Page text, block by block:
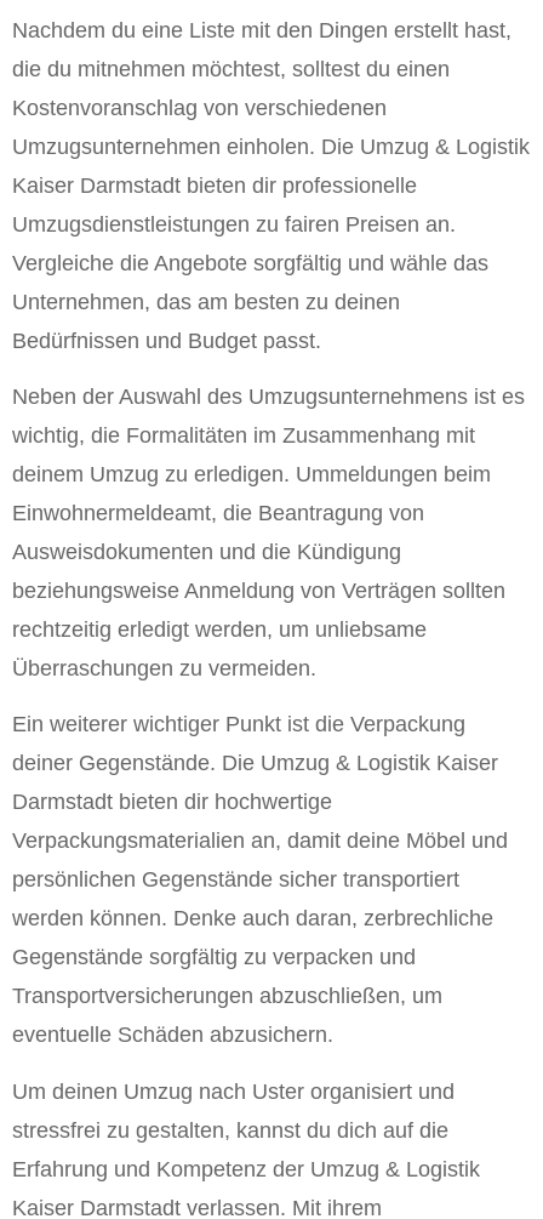
Nachdem du eine Liste mit den Dingen erstellt hast,
die du mitnehmen möchtest, solltest du einen
Kostenvoranschlag von verschiedenen
Umzugsunternehmen einholen. Die Umzug & Logistik
Kaiser Darmstadt bieten dir professionelle
Umzugsdienstleistungen zu fairen Preisen an.
Vergleiche die Angebote sorgfältig und wähle das
Unternehmen, das am besten zu deinen
Bedürfnissen und Budget passt.
Neben der Auswahl des Umzugsunternehmens ist es
wichtig, die Formalitäten im Zusammenhang mit
deinem Umzug zu erledigen. Ummeldungen beim
Einwohnermeldeamt, die Beantragung von
Ausweisdokumenten und die Kündigung
beziehungsweise Anmeldung von Verträgen sollten
rechtzeitig erledigt werden, um unliebsame
Überraschungen zu vermeiden.
Ein weiterer wichtiger Punkt ist die Verpackung
deiner Gegenstände. Die Umzug & Logistik Kaiser
Darmstadt bieten dir hochwertige
Verpackungsmaterialien an, damit deine Möbel und
persönlichen Gegenstände sicher transportiert
werden können. Denke auch daran, zerbrechliche
Gegenstände sorgfältig zu verpacken und
Transportversicherungen abzuschließen, um
eventuelle Schäden abzusichern.
Um deinen Umzug nach Uster organisiert und
stressfrei zu gestalten, kannst du dich auf die
Erfahrung und Kompetenz der Umzug & Logistik
Kaiser Darmstadt verlassen. Mit ihrem